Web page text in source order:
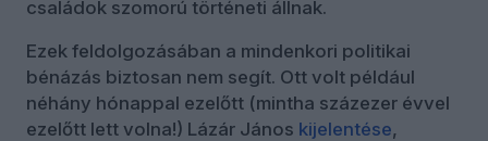
családok szomorú történeti állnak.
Ezek feldolgozásában a mindenkori politikai
bénázás biztosan nem segít. Ott volt például
néhány hónappal ezelőtt (mintha százezer évvel
ezelőtt lett volna!) Lázár János kijelentése,